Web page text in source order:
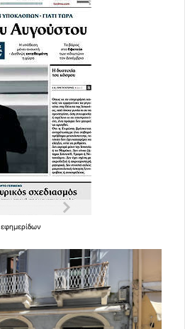
εφημερίδων